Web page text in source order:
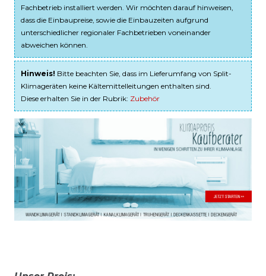
Fachbetrieb installiert werden. Wir möchten darauf hinweisen,
dass die Einbaupreise, sowie die Einbauzeiten aufgrund
unterschiedlicher regionaler Fachbetrieben voneinander
abweichen können.
Hinweis! Bitte beachten Sie, dass im Lieferumfang von Split-
Klimageräten keine Kältemittelleitungen enthalten sind.
Diese erhalten Sie in der Rubrik: Zubehör